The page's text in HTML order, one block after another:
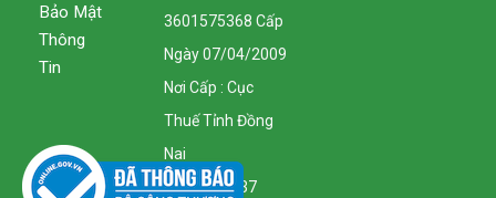
Bảo Mật
Thông
Tin
3601575368 Cấp
Ngày 07/04/2009
Nơi Cấp : Cục
Thuế Tỉnh Đồng
Nai
Địa Chỉ : 1137